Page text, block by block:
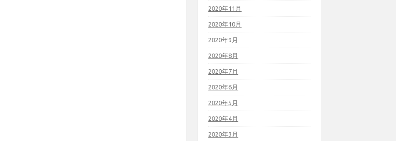
2020年11月
2020年10月
2020年9月
2020年8月
2020年7月
2020年6月
2020年5月
2020年4月
2020年3月